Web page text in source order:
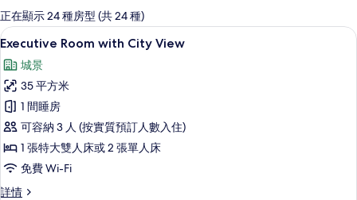
嘅
客
房
篩
選
條
件
正在顯示 24 種房型 (共 24 種)
載
入
所
有
Executive
Room
with
City
View
Executive Room with City View | 迷
7
Executive Room with City View
城景
35 平方米
1 間睡房
可容納 3 人 (按實質預訂人數入住)
1 張特大雙人床或 2 張單人床
免費 Wi-Fi
詳情
Executive